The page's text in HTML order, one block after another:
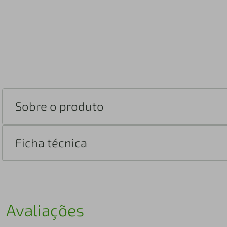
Sobre o produto
Ficha técnica
Avaliações